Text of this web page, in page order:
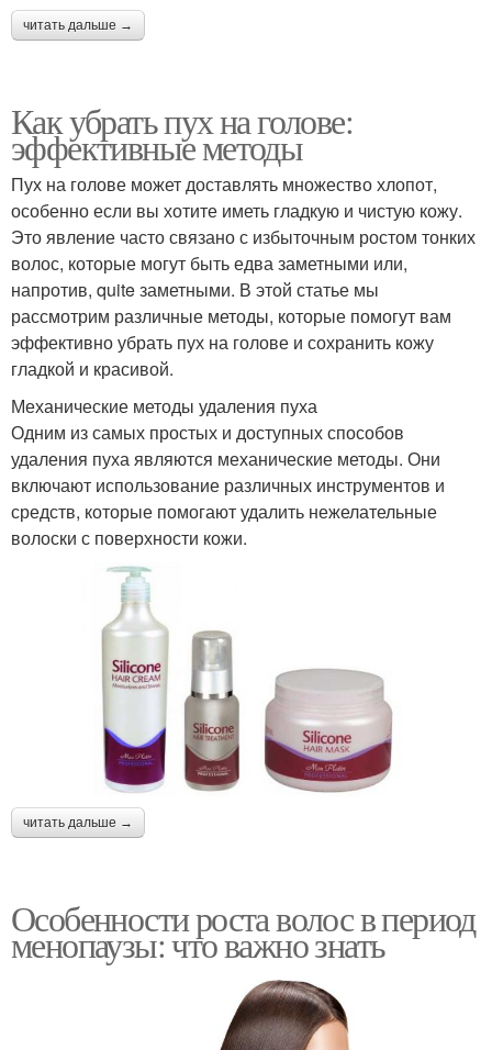
читать дальше →
Как убрать пух на голове:
эффективные методы
Пух на голове может доставлять множество хлопот,
особенно если вы хотите иметь гладкую и чистую кожу.
Это явление часто связано с избыточным ростом тонких
волос, которые могут быть едва заметными или,
напротив, quite заметными. В этой статье мы
рассмотрим различные методы, которые помогут вам
эффективно убрать пух на голове и сохранить кожу
гладкой и красивой.
Механические методы удаления пуха
Одним из самых простых и доступных способов
удаления пуха являются механические методы. Они
включают использование различных инструментов и
средств, которые помогают удалить нежелательные
волоски с поверхности кожи.
читать дальше →
Особенности роста волос в период
менопаузы: что важно знать